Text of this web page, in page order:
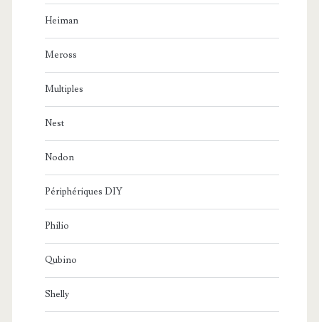
Heiman
Meross
Multiples
Nest
Nodon
Périphériques DIY
Philio
Qubino
Shelly